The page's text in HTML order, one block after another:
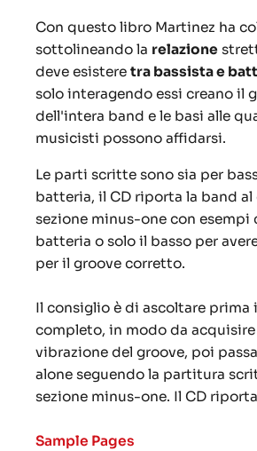
Con questo libro Martinez ha
sottolineando la relazione
deve esistere tra bassista e
solo interagendo essi creano il
dell'intera band e le basi alle
musicisti possono affidarsi.
Le parti scritte sono sia per
batteria, il CD riporta la band al
sezione minus-one con esempi
batteria o solo il basso per
per il groove corretto.
Il consiglio è di ascoltare prima
completo, in modo da
vibrazione del groove, poi
alone seguendo la partitura
sezione minus-one. Il CD
Sample Pages